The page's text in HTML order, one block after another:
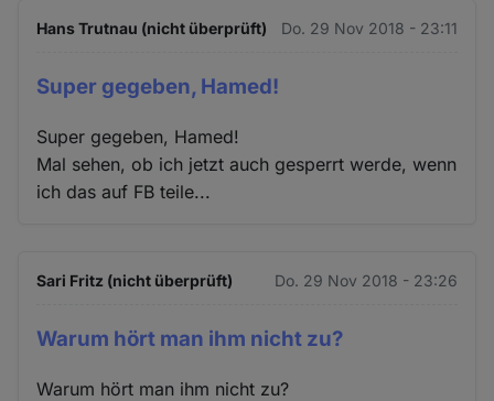
Hans Trutnau (nicht überprüft) Do. 29 Nov 2018 - 23:11
Super gegeben, Hamed!
Super gegeben, Hamed!
Mal sehen, ob ich jetzt auch gesperrt werde, wenn
ich das auf FB teile...
Sari Fritz (nicht überprüft) Do. 29 Nov 2018 - 23:26
Warum hört man ihm nicht zu?
Warum hört man ihm nicht zu?